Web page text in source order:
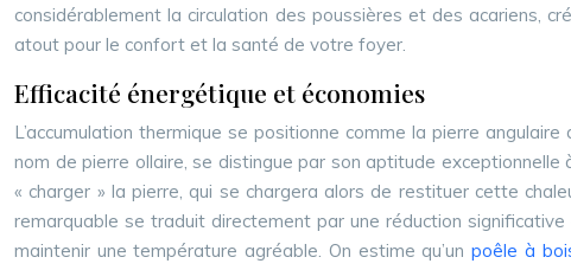
considérablement la circulation des poussières et des acariens,
atout pour le confort et la santé de votre foyer.
Efficacité énergétique et économies
L’accumulation thermique se positionne comme la pierre angulaire
nom de pierre ollaire, se distingue par son aptitude
« charger » la pierre, qui se chargera alors de restituer cette
remarquable se traduit directement par une réduction
maintenir une température agréable. On estime qu’unpoêle à